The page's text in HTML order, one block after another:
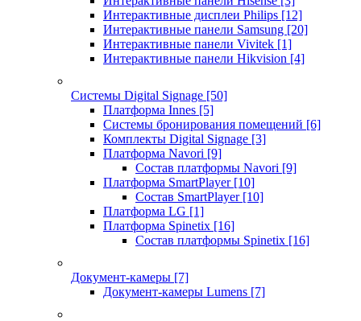
Интерактивные дисплеи Philips [12]
Интерактивные панели Samsung [20]
Интерактивные панели Vivitek [1]
Интерактивные панели Hikvision [4]
Системы Digital Signage [50]
Платформа Innes [5]
Системы бронирования помещений [6]
Комплекты Digital Signage [3]
Платформа Navori [9]
Состав платформы Navori [9]
Платформа SmartPlayer [10]
Состав SmartPlayer [10]
Платформа LG [1]
Платформа Spinetix [16]
Состав платформы Spinetix [16]
Документ-камеры [7]
Документ-камеры Lumens [7]